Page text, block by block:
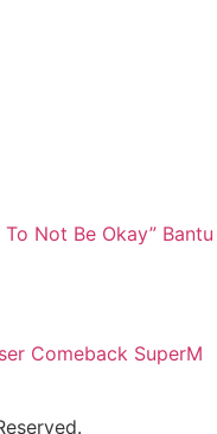
Not Be Okay” Bantu
Comeback SuperM